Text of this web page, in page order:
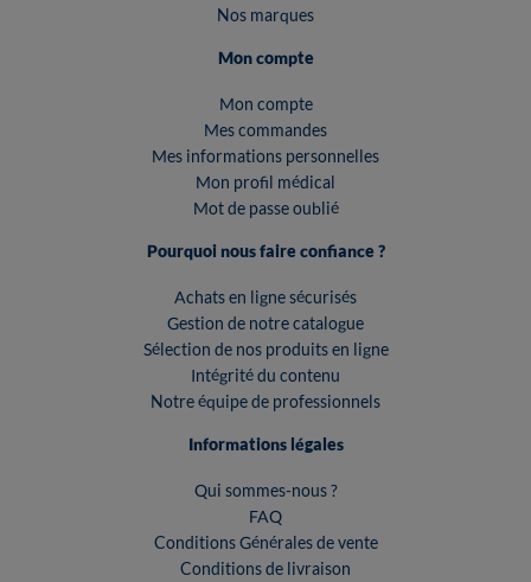
Nos marques
Mon compte
Mon compte
Mes commandes
Mes informations personnelles
Mon profil médical
Mot de passe oublié
Pourquoi nous faire confiance ?
Achats en ligne sécurisés
Gestion de notre catalogue
Sélection de nos produits en ligne
Intégrité du contenu
Notre équipe de professionnels
Informations légales
Qui sommes-nous ?
FAQ
Conditions Générales de vente
Conditions de livraison